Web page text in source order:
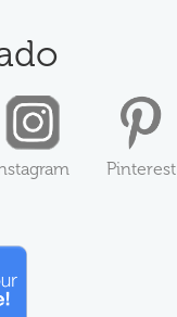
Pinterest